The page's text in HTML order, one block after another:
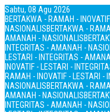
Sabtu, 08 Agu 2026
BERTAKWA - RAMAH -
NASIONALISBERTAKWA -
AMANAH - NASIONALIS
INTEGRITAS - AMANAH -
LESTARI - INTEGRITAS -
INOVATIF - LESTARI -
RAMAH - INOVATIF - LESTARI -
NASIONALISBERTAKWA -
AMANAH - NASIONALIS
INTEGRITAS - AMANAH -